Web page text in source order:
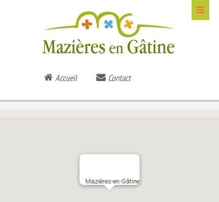
Accueil Contact
Mazières-en-Gâtine